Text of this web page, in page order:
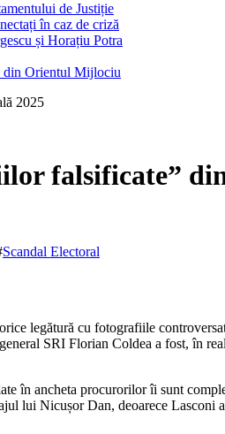
de Justiție
în caz de criză
și Horațiu Potra
din Orientul Mijlociu
2025
falsificate”
Scandal Electoral
legătură cu fotografiile
SRI Florian Coldea a fost, în
în ancheta procurorilor îi sunt
lui Nicușor Dan, deoarece Lasconi